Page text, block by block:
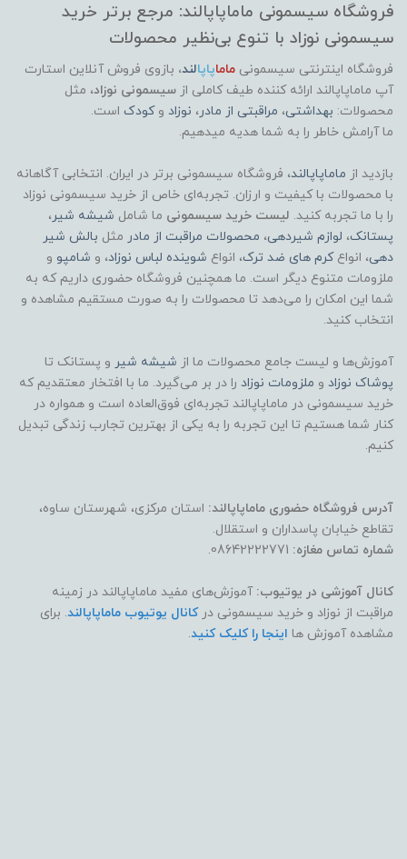
فروشگاه سیسمونی ماماپاپالند: مرجع برتر خرید
سیسمونی نوزاد با تنوع بی‌نظیر محصولات
فروشگاه اینترنتی سیسمونی ماماپاپالند، بازوی فروش آنلاین استارت
آپ ماماپاپالند ارائه کننده طیف کاملی از سیسمونی نوزاد، مثل
محصولات: بهداشتی، مراقبتی از مادر، نوزاد وکودک است.
ما آرامش خاطر را به شما هدیه میدهیم.
بازدید از ماماپاپالند، فروشگاه سیسمونی برتر در ایران. انتخابی آگاهانه
با محصولات با کیفیت و ارزان. تجربه‌ای خاص از خرید سیسمونی نوزاد
را با ما تجربه کنید. لیست خرید سیسمونی ما شامل شیشه شیر،
پستانک، لوازم شیردهی، محصولات مراقبت از مادر مثل بالش شیر
دهی، انواعکرم های ضد ترک، انواع شوینده لباس نوزاد، و شامپو و
ملزومات متنوع دیگر است. ما همچنین فروشگاه حضوری داریم که به
شما این امکان را می‌دهد تا محصولات را به صورت مستقیم مشاهده و
انتخاب کنید.
آموزش‌ها و لیست جامع محصولات ما از شیشه شیر و پستانک تا
پوشاک نوزاد و ملزومات نوزاد را در بر می‌گیرد. ما با افتخار معتقدیم که
خرید سیسمونی در ماماپاپالند تجربه‌ای فوق‌العاده است و همواره در
کنار شما هستیم تا این تجربه را به یکی از بهترین تجارب زندگی تبدیل
کنیم.
آدرس فروشگاه حضوری ماماپاپالند: استان مرکزی، شهرستان ساوه،
تقاطع خیابان پاسداران و استقلال.
شماره تماس مغازه:
کانال آموزشی در یوتیوب: آموزش‌های مفید ماماپاپالند در زمینه
مراقبت از نوزاد و خرید سیسمونی درکانال یوتیوب ماماپاپالند. برای
مشاهده آموزش ها اینجا را کلیک کنید.